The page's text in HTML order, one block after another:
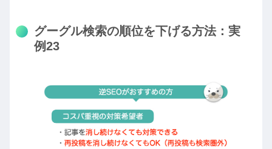
グーグル検索の順位を下げる方法：実
例23